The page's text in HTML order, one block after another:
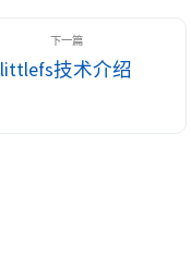
littlefs技术介绍